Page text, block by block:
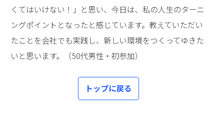
くてはいけない！」と思い、今日は、私の人生のターニ
ングポイントとなったと感じています。教えていただい
たことを会社でも実践し、新しい環境をつくってゆきた
いと思います。（50代男性・初参加）
トップに戻る